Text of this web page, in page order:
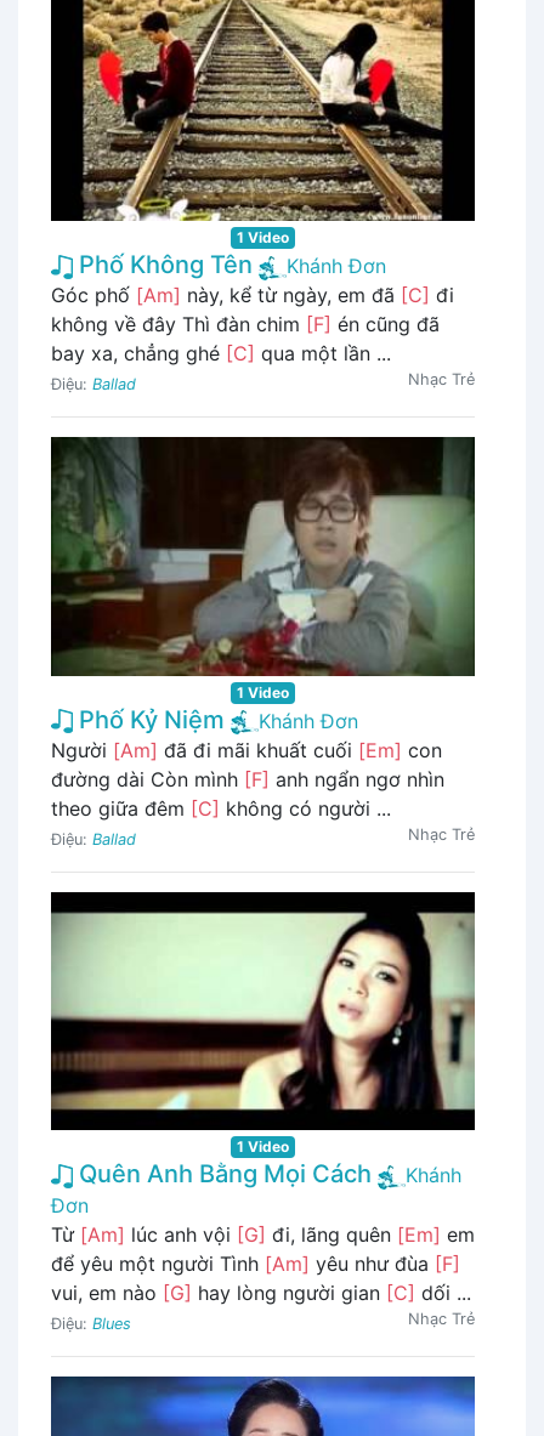
1 Video
Phố Không Tên
Khánh Đơn
Góc phố [Am] này, kể từ ngày, em đã [C] đi
không về đây Thì đàn chim [F] én cũng đã
bay xa, chẳng ghé [C] qua một lần ...
Điệu: Ballad Nhạc Trẻ
1 Video
Phố Kỷ Niệm
Khánh Đơn
Người [Am] đã đi mãi khuất cuối [Em] con
đường dài Còn mình [F] anh ngẩn ngơ nhìn
theo giữa đêm [C] không có người ...
Điệu: Ballad Nhạc Trẻ
1 Video
Quên Anh Bằng Mọi Cách
Khánh
Đơn
Từ [Am] lúc anh vội [G] đi, lãng quên [Em] em
để yêu một người Tình [Am] yêu như đùa [F]
vui, em nào [G] hay lòng người gian [C] dối ...
Điệu: Blues Nhạc Trẻ